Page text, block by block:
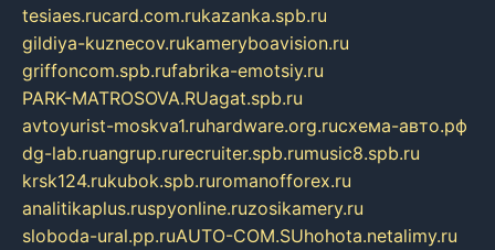
tesiaes.rucard.com.rukazanka.spb.ru
gildiya-kuznecov.rukameryboavision.ru
griffoncom.spb.rufabrika-emotsiy.ru
PARK-MATROSOVA.RUagat.spb.ru
avtoyurist-moskva1.ruhardware.org.ruсхема-авто.рф
dg-lab.ruangrup.rurecruiter.spb.rumusic8.spb.ru
krsk124.rukubok.spb.ruromanofforex.ru
analitikaplus.ruspyonline.ruzosikamery.ru
sloboda-ural.pp.ruAUTO-COM.SUhohota.netalimy.ru